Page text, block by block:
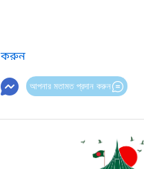
করুন
আপনার মতামত প্রদান করুন